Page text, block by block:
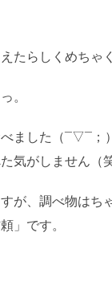
たらしくめちゃ
。
ました（¯▽¯；）
気がしません（笑
が、調べ物はち
」です。